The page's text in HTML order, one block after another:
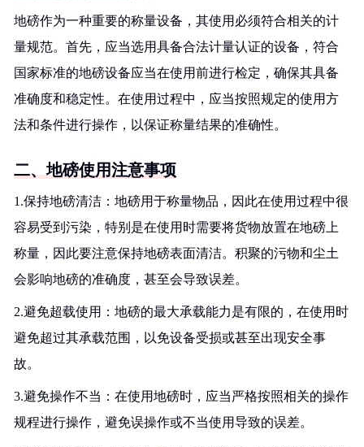
地磅作为一种重要的称量设备，其使用必须符合相关的计
量规范。首先，应当选用具备合法计量认证的设备，符合
国家标准的地磅设备应当在使用前进行检定，确保其具备
准确度和稳定性。在使用过程中，应当按照规定的使用方
法和条件进行操作，以保证称量结果的准确性。
二、地磅使用注意事项
1.保持地磅清洁：地磅用于称量物品，因此在使用过程中很
容易受到污染，特别是在使用时需要将货物放置在地磅上
称量，因此要注意保持地磅表面清洁。积聚的污物和尘土
会影响地磅的准确度，甚至会导致误差。
2.避免超载使用：地磅的最大承载能力是有限的，在使用时
避免超过其承载范围，以免设备受损或甚至出现安全事
故。
3.避免操作不当：在使用地磅时，应当严格按照相关的操作
规程进行操作，避免误操作或不当使用导致的误差。